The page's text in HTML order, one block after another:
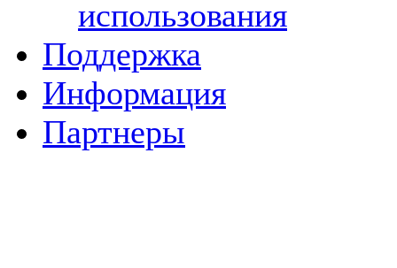
использования
Поддержка
Информация
Партнеры